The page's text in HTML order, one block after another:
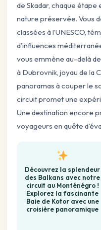
de Skadar, chaque étape
nature préservée. Vous
classées à l’UNESCO,
d’influences
vous emmène au-delà
à Dubrovnik, joyau de la
panoramas à couper le
circuit promet une
Une destination encore
voyageurs en quête
Découvrez la splendeur
des Balkans avec notre
circuit au Monténégro !
Explorez la fascinante
Baie de Kotor avec une
croisière panoramique